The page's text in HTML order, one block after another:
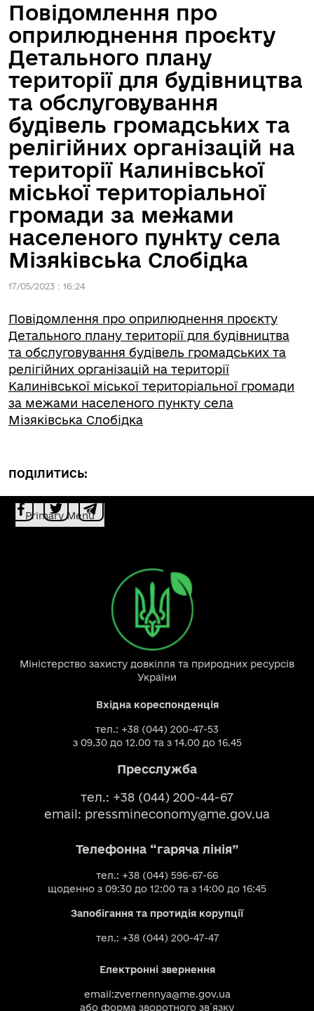
Повідомлення про
оприлюднення проєкту
Детального плану
території для будівництва
та обслуговування
будівель громадських та
релігійних організацій на
території Калинівської
міської територіальної
громади за межами
населеного пункту села
Мізяківська Слобідка
17/05/2023 : 16:24
Повідомлення про оприлюднення проєкту
Детального плану території для будівництва
та обслуговування будівель громадських та
релігійних організацій на території
Калинівської міської територіальної громади
за межами населеного пункту села
Мізяківська Слобідка
ПОДІЛИТИСЬ:
Primary Menu
Міністерство захисту довкілля та природних ресурсів
України
Вхідна кореспонденція
тел.: +38 (044) 200-47-53
з 09.30 до 12.00 та з 14.00 до 16.45
Пресслужба
тел.: +38 (044) 200-44-67
email: pressmineconomy@me.gov.ua
Телефонна “гаряча лінія”
тел.: +38 (044) 596-67-66
щоденно з 09:30 до 12:00 та з 14:00 до 16:45
Запобігання та протидія корупції
тел.: +38 (044) 200-47-47
Електронні звернення
email:zvernennya@me.gov.ua
або форма зворотного зв`язку